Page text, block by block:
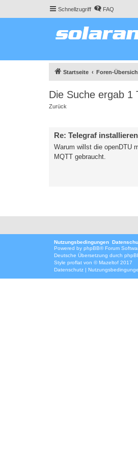
Schnellzugriff FAQ
Startseite Foren-
Die Suche ergab 1
Zurück
Re: Telegraf
Warum willst die openDTU
MQTT gebraucht.
Nutzungsbedingungen
Powered by phpBB® Forum
Deutsche Übersetzung durch
Style proflat von ©Mazeltof 2017
Datenschutz |